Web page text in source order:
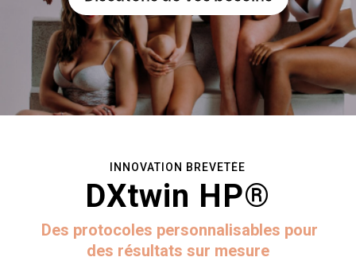
INNOVATION BREVETÉE
DXtwin HP®
Des protocoles personnalisables pour
des résultats sur mesure